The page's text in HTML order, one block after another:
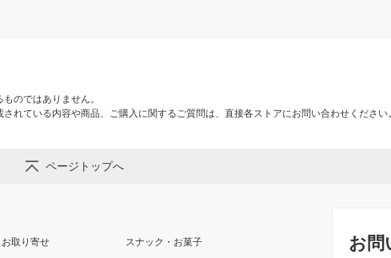
のではありません。
ている内容や商品、ご購入に関するご質問は、直接各ストアにお問い合わせください。
ページトップへ
お問
取り寄せ スナック・お菓子